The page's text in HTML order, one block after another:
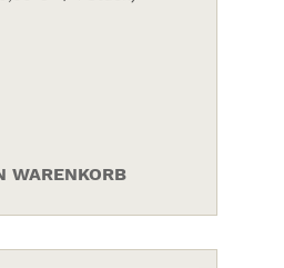
WARENKORB